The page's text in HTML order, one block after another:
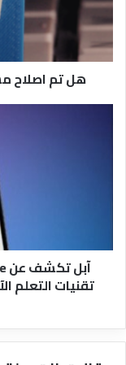
الصداقه
من
فيسبوك
هل تم اصلاح
تقنيات
التعلم
الآليتقنيات التعلم